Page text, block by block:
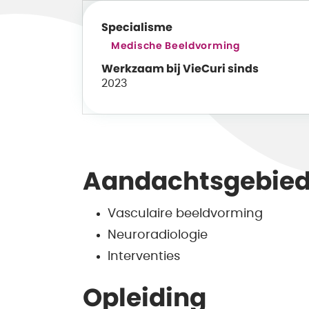
Specialisme
Medische Beeldvorming
Werkzaam bij VieCuri sinds
2023
Vasculaire beeldvorming
Neuroradiologie
Interventies
Opleiding